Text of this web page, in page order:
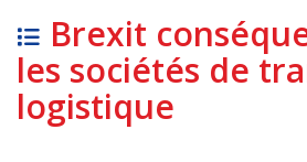
Veille
Réglementaire
Contact
Brexit
les sociétés de
logistique